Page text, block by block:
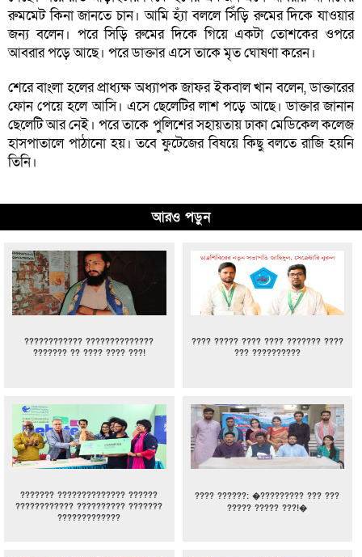
রুমমেট কিনা জানতে চান। আমি হ্যাঁ বললে সিঁড়ি রুমের দিকে যাওয়ার
জন্য বলেন। পরে সিড়ি রুমের দিকে গিয়ে একটা তোশকের ওপরে
আবরার পড়ে আছে। পরে ডাক্তার এসে তাকে মৃত ঘোষণা করেন।
শেরে বাংলা হলের প্রাধ্যক্ষ অধ্যাপক জাফর ইকবাল খান বলেন, ডাক্তারের
ফোন পেয়ে হলে আসি। এসে ছেলেটির লাশ পড়ে আছে। ডাক্তার জানান
ছেলেটি আর নেই। পরে তাকে পুলিশের সহায়তায় ঢাকা মেডিকেল কলেজ
হাসপাতালে পাঠানো হয়। তবে ফুটেজের বিষয়ে কিছু বলতে রাজি হয়নি
তিনি।
আরও পড়ুন
???????????? ??????????????
??????? ?? ???? ???? ???!
???? ????? ???? ???? ??????? ????
??? ??????????
??????? ?????????????? ??????
???????????? ?????????? ???????
?????????????
???? ??????: �????????? ??? ???
????? ????? ???!�